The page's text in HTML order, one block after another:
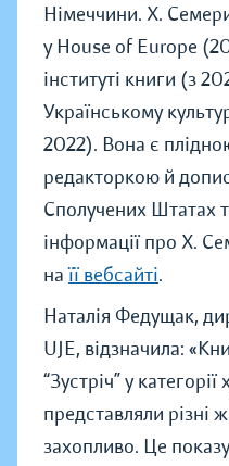
Німеччини. Х.
у House of Europe
інституті книги (з
Українському
2022). Вона є
редакторкою й
Сполучених Штатах
інформації про Х.
наїї вебсайті.
Наталія Федущак,
UJE, відзначила:
“Зустріч” у
представляли різні
захопливо. Це